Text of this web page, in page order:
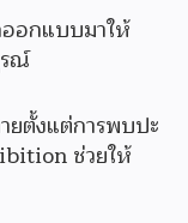
อกแบบมาให้
ณ์
ยตั้งแต่การพบปะ
ช่วยให้